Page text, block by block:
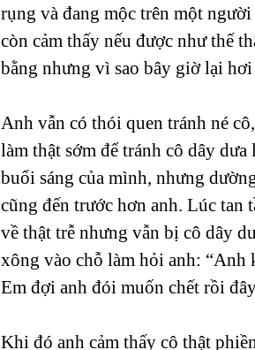
rụng và đang mộc trên một
còn cảm thấy nếu được như thế
bằng nhưng vì sao bây giờ lại
Anh vẫn có thói quen tránh né
làm thật sớm để tránh cô dây dưa
buổi sáng của mình, nhưng
cũng đến trước hơn anh. Lúc tan
về thật trễ nhưng vẫn bị cô dây
xông vào chỗ làm hỏi anh: “Anh
Em đợi anh đói muốn chết rồi
Khi đó anh cảm thấy cô thật